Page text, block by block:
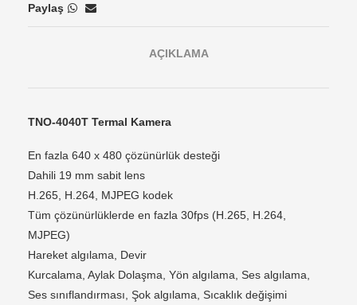
Paylaş
AÇIKLAMA
TNO-4040T Termal Kamera
En fazla 640 x 480 çözünürlük desteği
Dahili 19 mm sabit lens
H.265, H.264, MJPEG kodek
Tüm çözünürlüklerde en fazla 30fps (H.265, H.264,
MJPEG)
Hareket algılama, Devir
Kurcalama, Aylak Dolaşma, Yön algılama, Ses algılama,
Ses sınıflandırması, Şok algılama, Sıcaklık değişimi